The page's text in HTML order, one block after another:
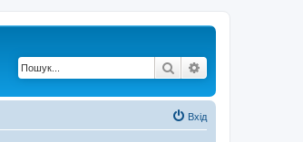
Пошук
Вхід